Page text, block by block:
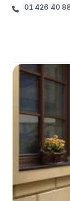
01 426 40